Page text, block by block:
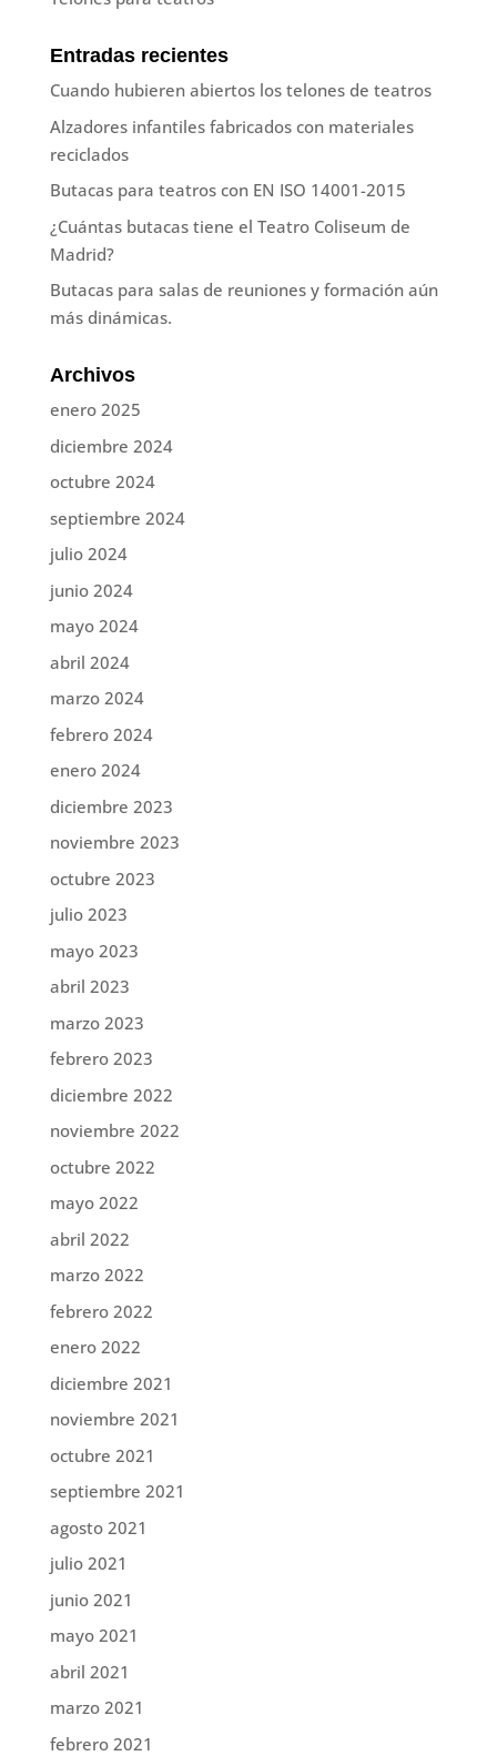
Entradas recientes
Cuando hubieren abiertos los telones de teatros
Alzadores infantiles fabricados con materiales
reciclados
Butacas para teatros con EN ISO 14001-2015
¿Cuántas butacas tiene el Teatro Coliseum de
Madrid?
Butacas para salas de reuniones y formación aún
más dinámicas.
Archivos
enero 2025
diciembre 2024
octubre 2024
septiembre 2024
julio 2024
junio 2024
mayo 2024
abril 2024
marzo 2024
febrero 2024
enero 2024
diciembre 2023
noviembre 2023
octubre 2023
julio 2023
mayo 2023
abril 2023
marzo 2023
febrero 2023
diciembre 2022
noviembre 2022
octubre 2022
mayo 2022
abril 2022
marzo 2022
febrero 2022
enero 2022
diciembre 2021
noviembre 2021
octubre 2021
septiembre 2021
agosto 2021
julio 2021
junio 2021
mayo 2021
abril 2021
marzo 2021
febrero 2021